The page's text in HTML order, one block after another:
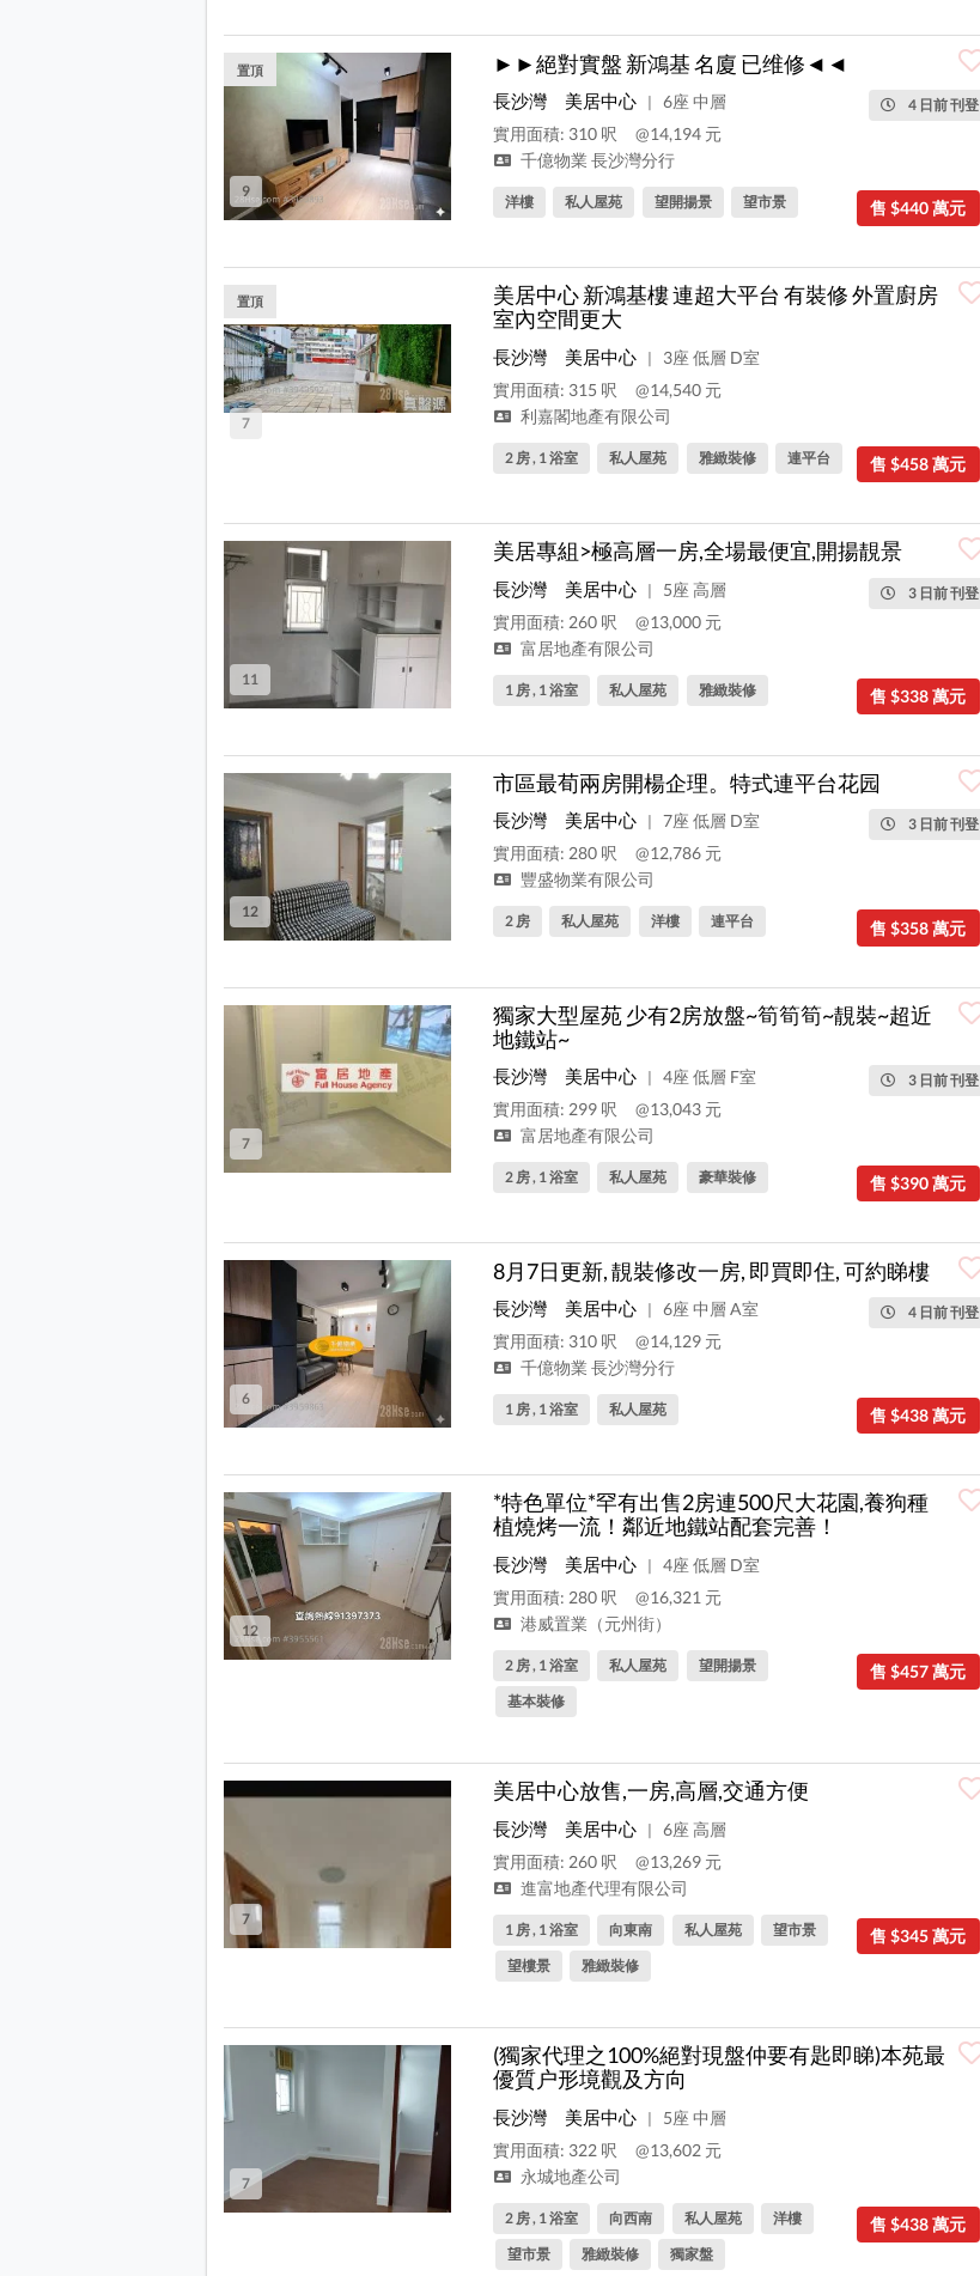
9
置頂 ►►絕對實盤 新鴻基 名廈 已维修◄◄
4 日前 刊登
長沙灣 美居中心 |
6座 中層
實用面積: 310 呎
@14,194 元
千億物業 長沙灣分行
售 $440 萬元
洋樓 私人屋苑 望開揚景 望市景
7
置頂
美居中心 新鴻基樓 連超大平台 有裝修 外置廚房
室內空間更大
長沙灣 美居中心 |
3座 低層 D室
實用面積: 315 呎
@14,540 元
利嘉閣地產有限公司
售 $458 萬元
2 房 , 1 浴室 私人屋苑 雅緻裝修 連平台
11
美居專組>極高層一房,全場最便宜,開揚靚景
3 日前 刊登
長沙灣 美居中心 |
5座 高層
實用面積: 260 呎
@13,000 元
富居地產有限公司
售 $338 萬元
1 房 , 1 浴室 私人屋苑 雅緻裝修
12
市區最荀兩房開楊企理。特式連平台花园
3 日前 刊登
長沙灣 美居中心 |
7座 低層 D室
實用面積: 280 呎
@12,786 元
豐盛物業有限公司
售 $358 萬元
2 房 私人屋苑 洋樓 連平台
7
獨家大型屋苑 少有2房放盤~筍筍筍~靚裝~超近
地鐵站~
3 日前 刊登
長沙灣 美居中心 |
4座 低層 F室
實用面積: 299 呎
@13,043 元
富居地產有限公司
售 $390 萬元
2 房 , 1 浴室 私人屋苑 豪華裝修
6
8月7日更新, 靚裝修改一房, 即買即住, 可約睇樓
4 日前 刊登
長沙灣 美居中心 |
6座 中層 A室
實用面積: 310 呎
@14,129 元
千億物業 長沙灣分行
售 $438 萬元
1 房 , 1 浴室 私人屋苑
12
*特色單位*罕有出售2房連500尺大花園,養狗種
植燒烤一流！鄰近地鐵站配套完善！
長沙灣 美居中心 |
4座 低層 D室
實用面積: 280 呎
@16,321 元
港威置業（元州街）
售 $457 萬元
2 房 , 1 浴室 私人屋苑
望開揚景
基本裝修
7
美居中心放售,一房,高層,交通方便
長沙灣 美居中心 |
6座 高層
實用面積: 260 呎
@13,269 元
進富地產代理有限公司
售 $345 萬元
1 房 , 1 浴室 向東南 私人屋苑
望市景
望樓景
雅緻裝修
7
(獨家代理之100%絕對現盤仲要有匙即睇)本苑最
優質户形境觀及方向
長沙灣 美居中心 |
5座 中層
實用面積: 322 呎
@13,602 元
永城地產公司
售 $438 萬元
2 房 , 1 浴室 向西南 私人屋苑
洋樓
望市景
雅緻裝修 獨家盤